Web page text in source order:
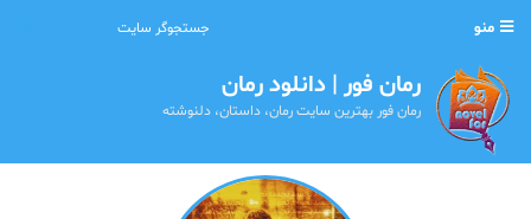
منو
رمان فور | دانلود رمان
رمان فور بهترین سایت رمان، داستان، دلنوشته